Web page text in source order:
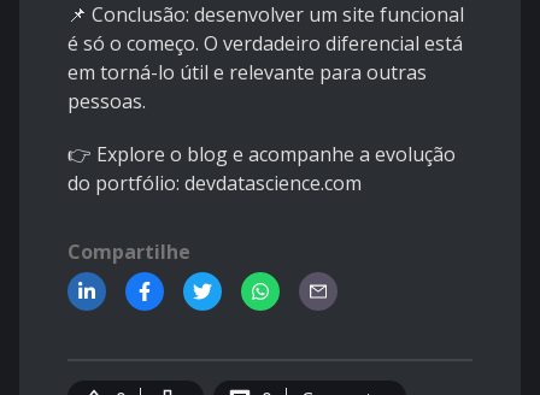
📌 Conclusão: desenvolver um site funcional
é só o começo. O verdadeiro diferencial está
em torná-lo útil e relevante para outras
pessoas.
👉 Explore o blog e acompanhe a evolução
do portfólio: devdatascience.com
Compartilhe